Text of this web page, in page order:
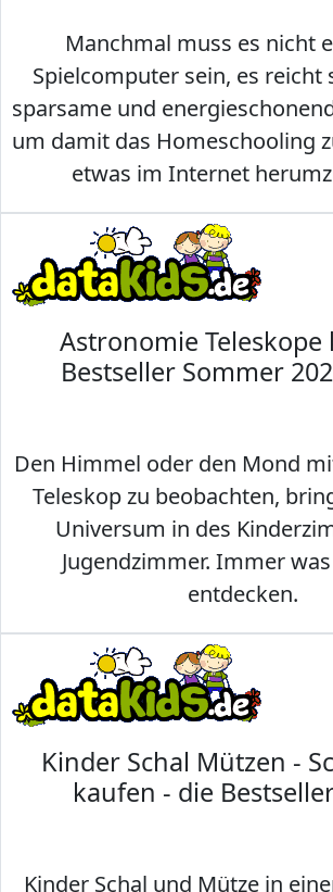
Manchmal muss es nicht
Spielcomputer sein, es reicht
sparsame und
um damit das Homeschooling
etwas im Internet
Astronomie Teleskope
Bestseller Sommer
Den Himmel oder den Mond
Teleskop zu beobachten,
Universum in des
Jugendzimmer. Immer
entdecken.
Kinder Schal Mützen -
kaufen - die
Kinder Schal und Mütze in